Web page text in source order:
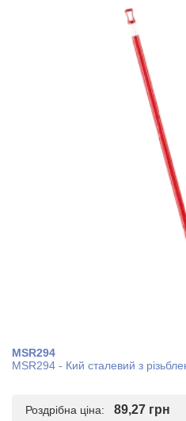
MSR294
MSR294 - Кий сталевий з
Роздрібна ціна: 89,27 грн